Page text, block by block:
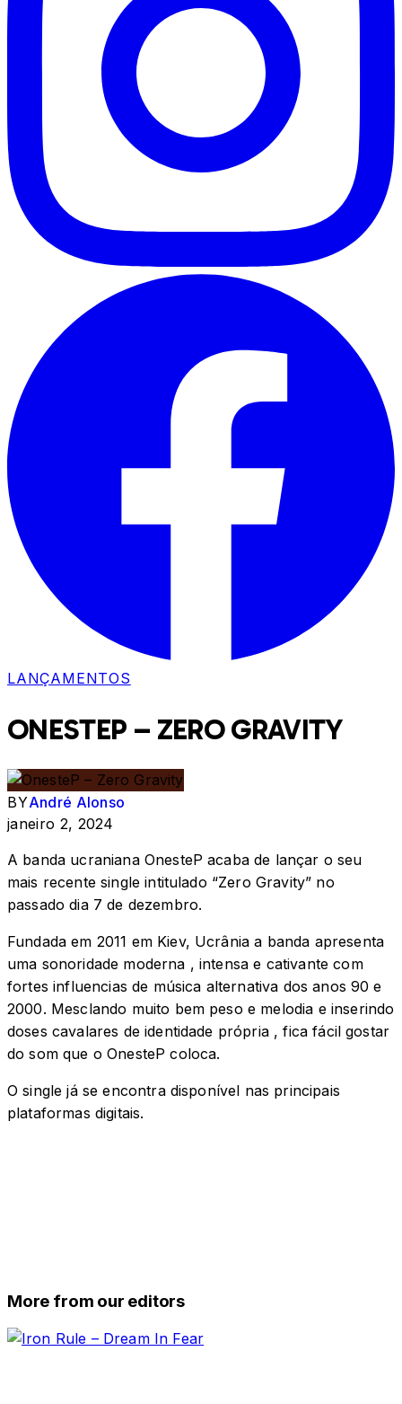
LANÇAMENTOS
ONESTEP – ZERO GRAVITY
BYAndré Alonso
janeiro 2, 2024
A banda ucraniana OnesteP acaba de lançar o seu
mais recente single intitulado “Zero Gravity” no
passado dia 7 de dezembro.
Fundada em 2011 em Kiev, Ucrânia a banda apresenta
uma sonoridade moderna , intensa e cativante com
fortes influencias de música alternativa dos anos 90 e
2000. Mesclando muito bem peso e melodia e inserindo
doses cavalares de identidade própria , fica fácil gostar
do som que o OnesteP coloca.
O single já se encontra disponível nas principais
plataformas digitais.
More from our editors